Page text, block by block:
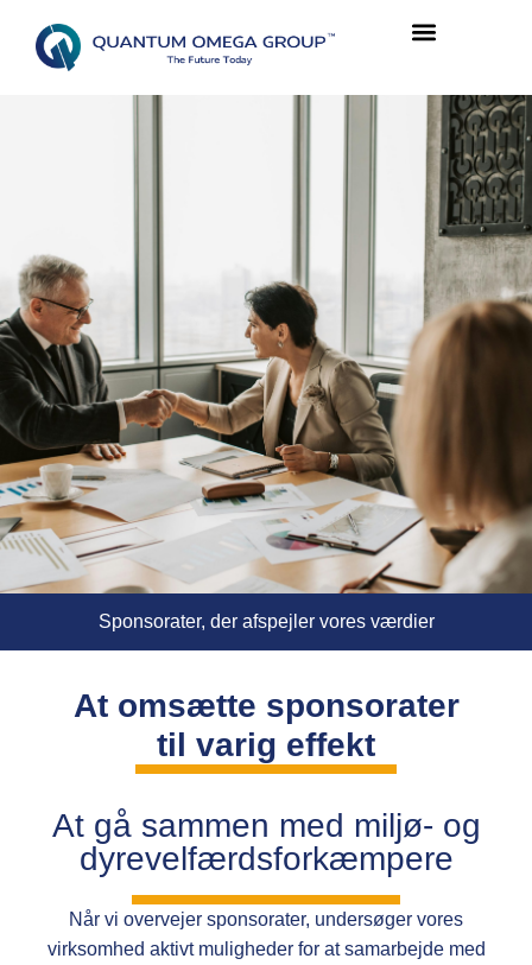
Sponsorater, der afspejler vores værdier
At omsætte sponsorater
til varig effekt
At gå sammen med miljø- og
dyrevelfærdsforkæmpere
Når vi overvejer sponsorater, undersøger vores
virksomhed aktivt muligheder for at samarbejde med